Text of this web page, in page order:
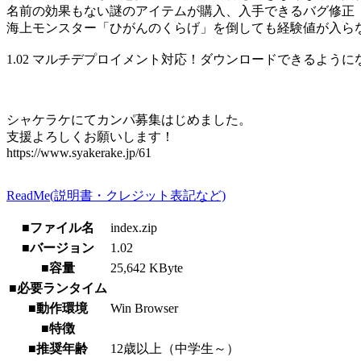
名前の効果もない謎のアイテムが購入、入手できるバグ修正
海上モンスター「ひがんのくらげ」を倒しても経験値が入ら
1.02 マルチデプロイメント対応！ダウンロードできるように
シャケラケにてカンパ募集はじめました。
支援よろしくお願いします！
https://www.syakerake.jp/61
ReadMe(説明書・クレジット表記など)
■ファイル名
index.zip
■バージョン
1.02
■容量
25,642 KByte
■必要ランタイム
■動作環境
Win Browser
■特徴
■推奨年齢
12歳以上（中学生～）